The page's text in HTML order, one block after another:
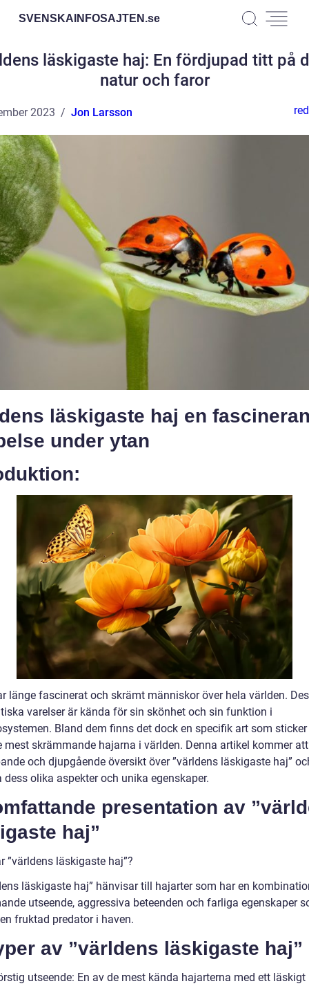
SVENSKAINFOSAJTEN.se
läskigaste haj: En fördjupad titt på
natur och faror
2023 Jon Larsson
läskigaste haj en
under ytan
länge fascinerat och skrämt människor över hela världen.
varelser är kända för sin skönhet och sin funktion i
Bland dem finns det dock en specifik art som
mest skrämmande hajarna i världen. Denna artikel kommer
och djupgående översikt över ”världens läskigaste haj”
dess olika aspekter och unika egenskaper.
presentation av
haj”
”världens läskigaste haj”?
läskigaste haj” hänvisar till hajarter som har en
utseende, aggressiva beteenden och farliga egenskaper
fruktad predator i haven.
av ”världens läskigaste haj”
utseende: En av de mest kända hajarterna med ett läskigt